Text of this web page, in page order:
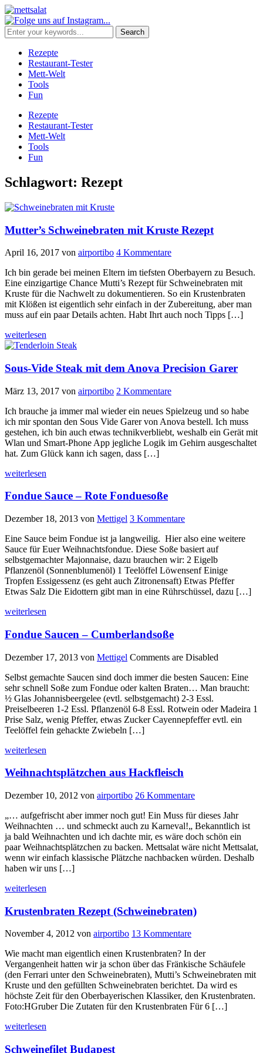
Rezepte
Restaurant-Tester
Mett-Welt
Tools
Fun
Rezepte
Restaurant-Tester
Mett-Welt
Tools
Fun
Schlagwort: Rezept
Mutter’s Schweinebraten mit Kruste Rezept
April 16, 2017 von airportibo 4 Kommentare
Ich bin gerade bei meinen Eltern im tiefsten Oberbayern zu Besuch.
Eine einzigartige Chance Mutti’s Rezept für Schweinebraten mit
Kruste für die Nachwelt zu dokumentieren. So ein Krustenbraten
mit Klößen ist eigentlich sehr einfach in der Zubereitung, aber man
muss auf ein paar Details achten. Habt Ihrt auch noch Tipps […]
weiterlesen
Sous-Vide Steak mit dem Anova Precision Garer
März 13, 2017 von airportibo 2 Kommentare
Ich brauche ja immer mal wieder ein neues Spielzeug und so habe
ich mir spontan den Sous Vide Garer von Anova bestell. Ich muss
gestehen, ich bin auch etwas technikverbliebt, weshalb ein Gerät mit
Wlan und Smart-Phone App jegliche Logik im Gehirn ausgeschaltet
hat. Zum Glück kann ich sagen, dass […]
weiterlesen
Fondue Sauce – Rote Fonduesoße
Dezember 18, 2013 von Mettigel 3 Kommentare
Eine Sauce beim Fondue ist ja langweilig. Hier also eine weitere
Sauce für Euer Weihnachtsfondue. Diese Soße basiert auf
selbstgemachter Majonnaise, dazu brauchen wir: 2 Eigelb
Pflanzenöl (Sonnenblumenöl) 1 Teelöffel Löwensenf Einige
Tropfen Essigessenz (es geht auch Zitronensaft) Etwas Pfeffer
Etwas Salz Die Eidottern gibt man in eine Rührschüssel, dazu […]
weiterlesen
Fondue Saucen – Cumberlandsoße
Dezember 17, 2013 von Mettigel Comments are Disabled
Selbst gemachte Saucen sind doch immer die besten Saucen: Eine
sehr schnell Soße zum Fondue oder kalten Braten… Man braucht:
½ Glas Johannisbeergelee (evtl. selbstgemacht) 2-3 Essl.
Preiselbeeren 1-2 Essl. Pflanzenöl 6-8 Essl. Rotwein oder Madeira 1
Prise Salz, wenig Pfeffer, etwas Zucker Cayennepfeffer evtl. ein
Teelöffel fein gehackte Zwiebeln […]
weiterlesen
Weihnachtsplätzchen aus Hackfleisch
Dezember 10, 2012 von airportibo 26 Kommentare
„… aufgefrischt aber immer noch gut! Ein Muss für dieses Jahr
Weihnachten … und schmeckt auch zu Karneval!„ Bekanntlich ist
ja bald Weihnachten und ich dachte mir, es wäre doch schön ein
paar Weihnachtsplätzchen zu backen. Mettsalat wäre nicht Mettsalat,
wenn wir einfach klassische Plätzche nachbacken würden. Deshalb
haben wir uns […]
weiterlesen
Krustenbraten Rezept (Schweinebraten)
November 4, 2012 von airportibo 13 Kommentare
Wie macht man eigentlich einen Krustenbraten? In der
Vergangenheit hatten wir ja schon über das Fränkische Schäufele
(den Ferrari unter den Schweinebraten), Mutti’s Schweinebraten mit
Kruste und den gefüllten Schweinebraten berichtet. Da wird es
höchste Zeit für den Oberbayerischen Klassiker, den Krustenbraten.
Foto:HGruber Die Zutaten für den Krustenbraten Für 6 […]
weiterlesen
Schweinefilet Budapest